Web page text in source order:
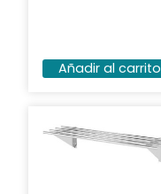
Añadir al carrito